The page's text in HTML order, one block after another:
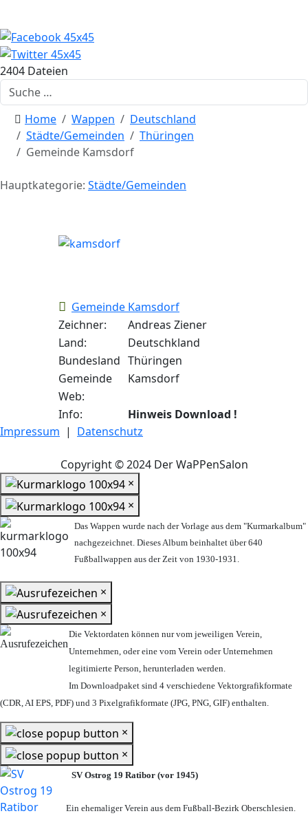
2404 Dateien
Suchen
Home Wappen
Deutschland
Städte/Gemeinden
Thüringen
Gemeinde Kamsdorf
Hauptkategorie: Städte/Gemeinden
Gemeinde Kamsdorf
Zeichner:
Andreas Ziener
Land:
Deutschkland
Bundesland Thüringen
Gemeinde
Kamsdorf
Web:
Info:
Hinweis Download !
Impressum | Datenschutz
Copyright © 2024 Der WaPPenSalon
×
×
Das Wappen wurde nach der Vorlage aus dem "Kurmarkalbum"
nachgezeichnet. Dieses Album beinhaltet über 640
Fußballwappen aus der Zeit von 1930-1931.
×
×
Die Vektordaten können nur vom jeweiligen Verein,
Unternehmen, oder eine vom Verein oder Unternehmen
legitimierte Person, herunterladen werden.
Im Downloadpaket sind 4 verschiedene Vektorgrafikformate
(CDR, AI EPS, PDF) und 3 Pixelgrafikformate (JPG, PNG, GIF) enthalten.
×
×
SV Ostrog 19 Ratibor (vor 1945)
Ein ehemaliger Verein aus dem Fußball-Bezirk Oberschlesien.